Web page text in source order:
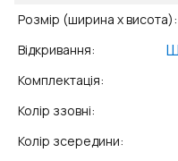
Розмір (ширина x висота):
Відкривання:
Комплектація:
Колір ззовні:
Колір зсередини: